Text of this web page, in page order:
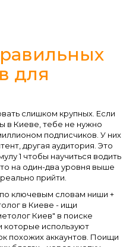
для
слишком крупных. Если
в Киеве, тебе не нужно
подписчиков. У них
другая аудитория. Это
1 чтобы научиться водить
на один-два уровня выше
прийти.
по ключевым словам ниши +
в Киеве - ищи
Киев" в поиске
которые используют
похожих аккаунтов. Поищи